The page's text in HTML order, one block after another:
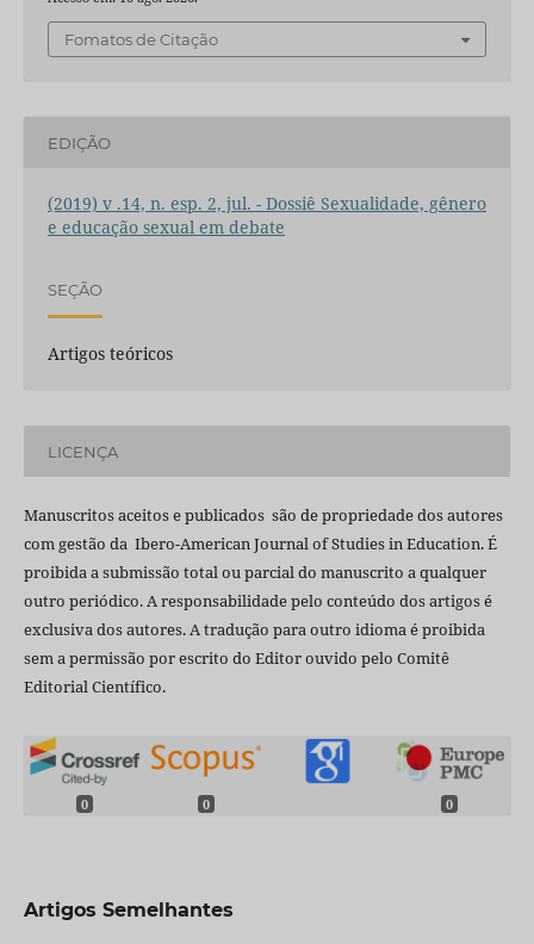
Fomatos de Citação
EDIÇÃO
(2019) v .14, n. esp. 2, jul. - Dossiê Sexualidade, gênero
e educação sexual em debate
SEÇÃO
Artigos teóricos
LICENÇA
Manuscritos aceitos e publicados são de propriedade dos autores
com gestão da Ibero-American Journal of Studies in Education. É
proibida a submissão total ou parcial do manuscrito a qualquer
outro periódico. A responsabilidade pelo conteúdo dos artigos é
exclusiva dos autores. A tradução para outro idioma é proibida
sem a permissão por escrito do Editor ouvido pelo Comitê
Editorial Científico.
0 0 0
Artigos Semelhantes